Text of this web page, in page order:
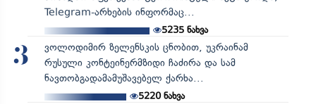
Telegram-არხების ინფორმაც...
5235ნახვა
3
ვოლოდიმირ ზელენსკის ცნობით, უკრაინამ
რუსული კონტეინერმზიდი ჩაძირა და სამ
ნავთობგადამამუშავებელ ქარხა...
5220ნახვა